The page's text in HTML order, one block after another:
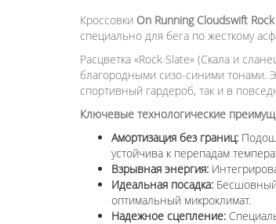
Кроссовки On Running Cloudswift
специально для бега по жесткому
Расцветка «Rock Slate» (Скала и
благородными сизо-синими тонами.
спортивный гардероб, так и в
Ключевые технологические
Амортизация без границ:
устойчива к перепадам
Взрывная энергия:
Идеальная посадка: Бесшовный
оптимальный микроклимат.
Надежное сцепление: